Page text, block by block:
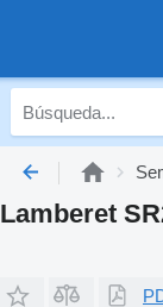
Lamberet